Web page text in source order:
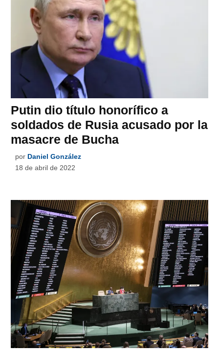
Putin dio título honorífico a
soldados de Rusia acusado por la
masacre de Bucha
por Daniel González
18 de abril de 2022